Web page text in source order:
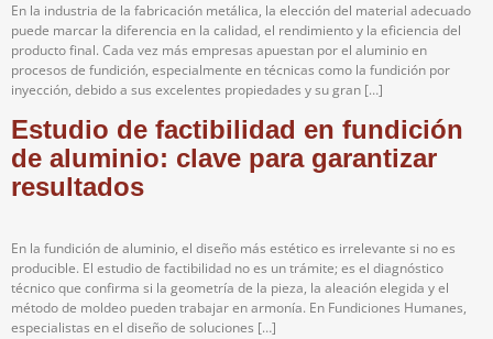
En la industria de la fabricación metálica, la elección del material adecuado
puede marcar la diferencia en la calidad, el rendimiento y la eficiencia del
producto final. Cada vez más empresas apuestan por el aluminio en
procesos de fundición, especialmente en técnicas como la fundición por
inyección, debido a sus excelentes propiedades y su gran […]
Estudio de factibilidad en fundición
de aluminio: clave para garantizar
resultados
En la fundición de aluminio, el diseño más estético es irrelevante si no es
producible. El estudio de factibilidad no es un trámite; es el diagnóstico
técnico que confirma si la geometría de la pieza, la aleación elegida y el
método de moldeo pueden trabajar en armonía. En Fundiciones Humanes,
especialistas en el diseño de soluciones […]